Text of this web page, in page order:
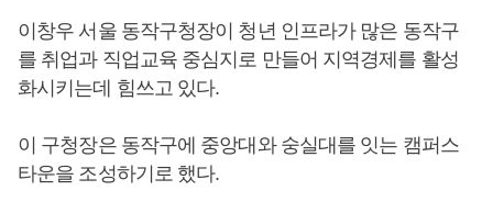
이창우 서울 동작구청장이 청년 인프라가 많은 동작구
를 취업과 직업교육 중심지로 만들어 지역경제를 활성
화시키는데 힘쓰고 있다.
이 구청장은 동작구에 중앙대와 숭실대를 잇는 캠퍼스
타운을 조성하기로 했다.